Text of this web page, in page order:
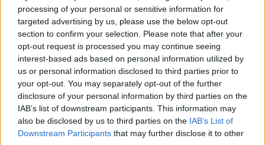
processing of your personal or sensitive information for
targeted advertising by us, please use the below opt-out
section to confirm your selection. Please note that after your
opt-out request is processed you may continue seeing
interest-based ads based on personal information utilized by
us or personal information disclosed to third parties prior to
your opt-out. You may separately opt-out of the further
disclosure of your personal information by third parties on the
IAB’s list of downstream participants. This information may
also be disclosed by us to third parties on the IAB’s List of
Downstream Participants that may further disclose it to other
LIVORNO — Un'alta colonna di fuoco visibile da lontano oggi
pomeriggio sulla Fi-Pi-Li ha attirato l'attenzione di molte persone.
Per cause in corso di accertamento un tir che era diretto verso
Livorno, nella zona dell'Interporto, ha preso fuoco.